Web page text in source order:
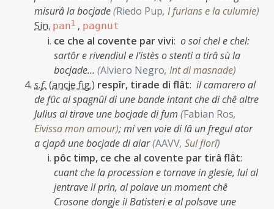
misurâ la bocjade(Riedo Pup, I furlans e la culumie)
Sin. pan1 , pagnut
ce che al covente par vivi: o soi chel e chel:
sartôr e rivendiul e l'istès o stenti a tirâ sù la
bocjade… (Alviero Negro, Int di masnade)
s.f. (ancje fig.) respîr, tirade di flât: il camarero al
de fûc al spagnûl di une bande intant che di chê altre
Julius al tirave une bocjade di fum (Fabian Ros,
Eivissa mon amour);mi ven voie di lâ un fregul ator
a cjapâ une bocjade di aiar(AAVV, Sul florî)
pôc timp, ce che al covente par tirâ flât:
cuant che la procession e tornave in glesie, lui al
jentrave il prin, al poiave un moment chê
Crosone dongje il Batisteri e al polsave une